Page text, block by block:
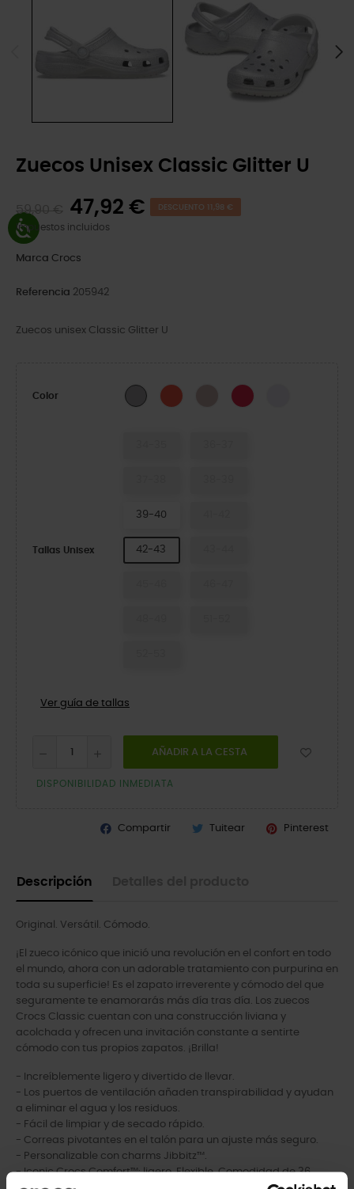
Zuecos Unisex Classic Glitter U
59,90 € 47,92 € DESCUENTO 11,98 €
Impuestos incluidos
Marca Crocs
Referencia 205942
Zuecos unisex Classic Glitter U
Color Silver GlitterCherry RedQuartz GlitterDigital Raspberry GL
Tallas Unisex
39-40
42-43
Ver guía de tallas
AÑADIR A LA CESTA
DISPONIBILIDAD INMEDIATA
Compartir Tuitear Pinterest
Descripción
Original. Versátil. Cómodo.
¡El zueco icónico que inició una revolución en el confort en todo
el mundo, ahora con un adorable tratamiento con purpurina en
toda su superficie! Es el zapato irreverente y cómodo del que
seguramente te enamorarás más día tras día. Los zuecos
Crocs Classic cuentan con una construcción liviana y
acolchada y ofrecen una invitación constante a sentirte
cómodo con tus propios zapatos. ¡Brilla!
- Increíblemente ligero y divertido de llevar.
- Los puertos de ventilación añaden transpirabilidad y ayudan
a eliminar el agua y los residuos.
- Fácil de limpiar y de secado rápido.
- Correas pivotantes en el talón para un ajuste más seguro.
- Personalizable con charms Jibbitz™.
- Iconic Crocs Comfort™: ligero. Flexible. Comodidad de 36